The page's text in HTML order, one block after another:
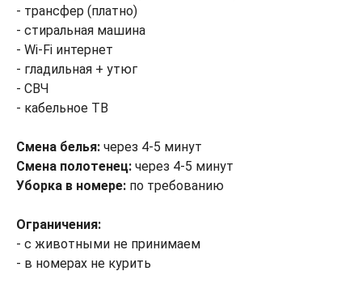
- трансфер (платно)
- стиральная машина
- Wi-Fi интернет
- гладильная + утюг
- СВЧ
- кабельное ТВ
Смена белья: через 4-5 минут
Смена полотенец: через 4-5 минут
Уборка в номере: по требованию
Ограничения:
- с животными не принимаем
- в номерах не курить